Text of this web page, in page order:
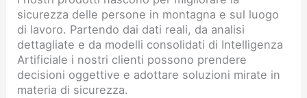
sicurezza delle persone in montagna e sul luogo
di lavoro. Partendo dai dati reali, da analisi
dettagliate e da modelli consolidati di Intelligenza
Artificiale i nostri clienti possono prendere
decisioni oggettive e adottare soluzioni mirate in
materia di sicurezza.